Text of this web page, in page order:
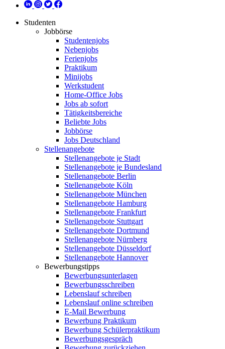
Studenten
Jobbörse
Studentenjobs
Nebenjobs
Ferienjobs
Praktikum
Minijobs
Werkstudent
Home-Office Jobs
Jobs ab sofort
Tätigkeitsbereiche
Beliebte Jobs
Jobbörse
Jobs Deutschland
Stellenangebote
Stellenangebote je Stadt
Stellenangebote je Bundesland
Stellenangebote Berlin
Stellenangebote Köln
Stellenangebote München
Stellenangebote Hamburg
Stellenangebote Frankfurt
Stellenangebote Stuttgart
Stellenangebote Dortmund
Stellenangebote Nürnberg
Stellenangebote Düsseldorf
Stellenangebote Hannover
Bewerbungstipps
Bewerbungsunterlagen
Bewerbungsschreiben
Lebenslauf schreiben
Lebenslauf online schreiben
E-Mail Bewerbung
Bewerbung Praktikum
Bewerbung Schülerpraktikum
Bewerbungsgespräch